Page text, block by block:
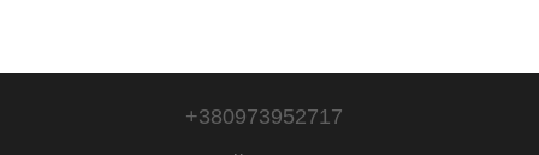
+380973952717